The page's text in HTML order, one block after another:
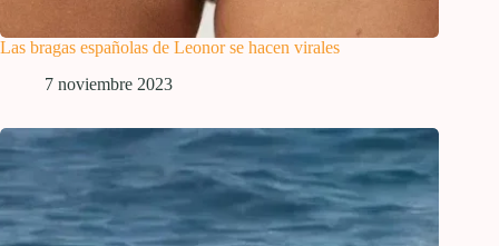
Las bragas españolas de Leonor se hacen virales
7 noviembre 2023